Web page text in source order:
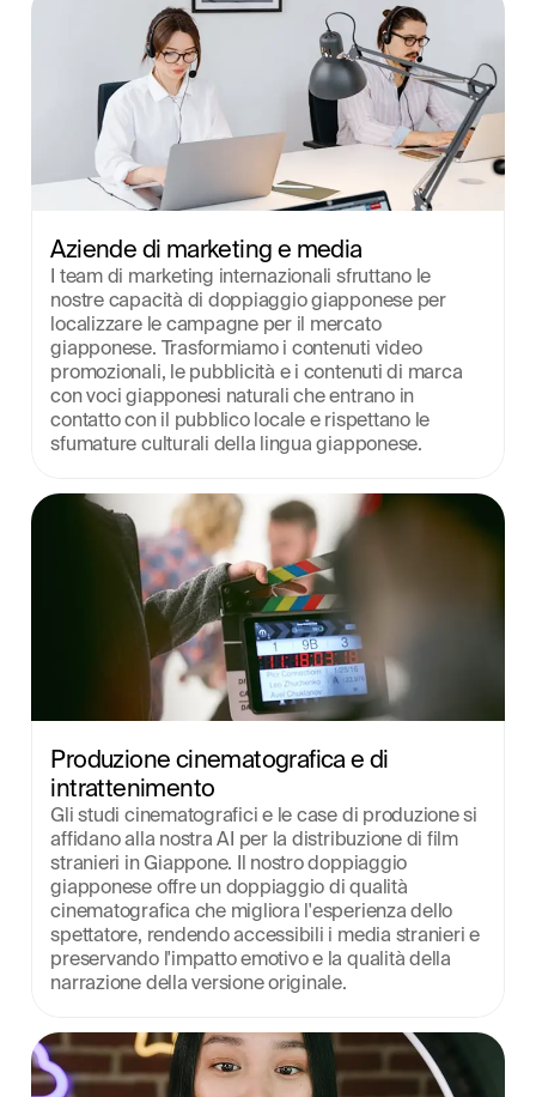
Aziende di marketing e media
I team di marketing internazionali sfruttano le
nostre capacità di doppiaggio giapponese per
localizzare le campagne per il mercato
giapponese. Trasformiamo i contenuti video
promozionali, le pubblicità e i contenuti di marca
con voci giapponesi naturali che entrano in
contatto con il pubblico locale e rispettano le
sfumature culturali della lingua giapponese.
Produzione cinematografica e di
intrattenimento
Gli studi cinematografici e le case di produzione si
affidano alla nostra AI per la distribuzione di film
stranieri in Giappone. Il nostro doppiaggio
giapponese offre un doppiaggio di qualità
cinematografica che migliora l'esperienza dello
spettatore, rendendo accessibili i media stranieri e
preservando l'impatto emotivo e la qualità della
narrazione della versione originale.